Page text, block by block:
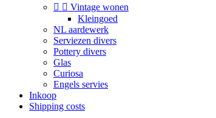
  Vintage wonen
Kleingoed
NL aardewerk
Serviezen divers
Pottery divers
Glas
Curiosa
Engels servies
Inkoop
Shipping costs